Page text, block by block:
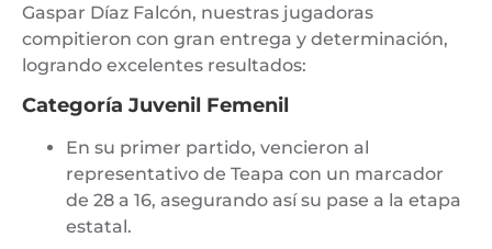
Gaspar Díaz Falcón, nuestras jugadoras
compitieron con gran entrega y determinación,
logrando excelentes resultados:
Categoría Juvenil Femenil
En su primer partido, vencieron al
representativo de Teapa con un marcador
de 28 a 16, asegurando así su pase a la etapa
estatal.